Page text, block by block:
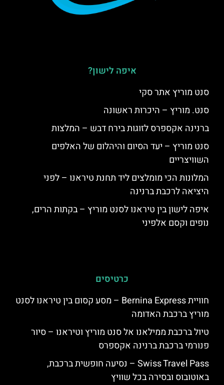
איפה לישון?
סנט מוריץ אתר סקי
סנט. מוריץ – היכרות ראשונה
ברנינה אקספרס לזוגות בירח דבש – המלצות
סנט מוריץ – יעד הסיום והיהלום של האלפים
השוויצריים
המלונות הכי מומלצים ליד תחנת טיראנו – לפני
היציאה לרכבת ברנינה
איפה לישון בין טיראנו לסנט מוריץ – בקתות הרים,
נופים וקסם אלפיני
כרטיסים
חוויית Bernina Express – מסע קסום בין טיראנו לסנט
מוריץ ברכבת האדומה
טיול ברכבת ממילאנו אל סנט מוריץ וטיראנו – סיור
פנורמי ברכבת ברנינה אקספרס
Swiss Travel Pass – נסיעה חופשית ברכבת,
באוטובוס ובסירה בכל שוויץ